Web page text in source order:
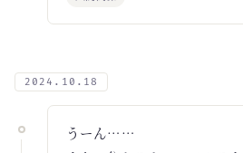
2024.10.18
うーん……